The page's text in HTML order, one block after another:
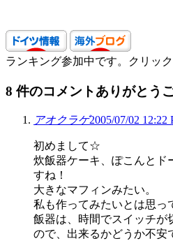
ランキング参加中です。クリッ
8 件のコメントありがとう
アオクラゲ2005/07/02 12:22
初めまして☆
炊飯器ケーキ、ぽこんとド
すね！
大きなマフィンみたい。
私も作ってみたいとは思っ
飯器は、時間でスイッチが
ので、出来るかどうか不